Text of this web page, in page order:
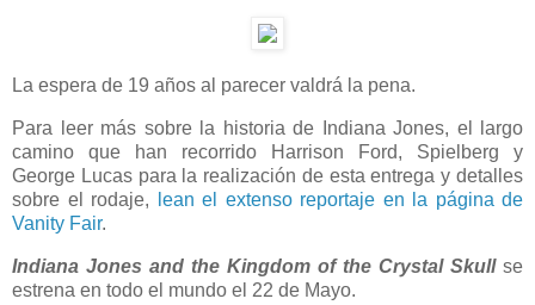
La espera de 19 años al parecer valdrá la pena.
Para leer más sobre la historia de Indiana Jones, el largo
camino que han recorrido Harrison Ford, Spielberg y
George Lucas para la realización de esta entrega y detalles
sobre el rodaje,
lean el extenso reportaje en la página de
Vanity Fair.
Indiana Jones and the Kingdom of the Crystal Skull se
estrena en todo el mundo el 22 de Mayo.